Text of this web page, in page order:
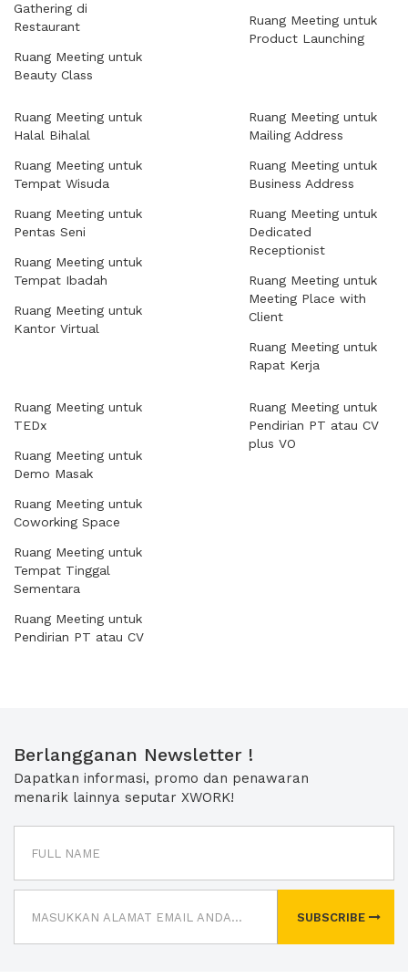
Gathering di
Restaurant
Ruang Meeting untuk
Beauty Class
Ruang Meeting untuk
Product Launching
Ruang Meeting untuk
Halal Bihalal
Ruang Meeting untuk
Tempat Wisuda
Ruang Meeting untuk
Pentas Seni
Ruang Meeting untuk
Tempat Ibadah
Ruang Meeting untuk
Kantor Virtual
Ruang Meeting untuk
Mailing Address
Ruang Meeting untuk
Business Address
Ruang Meeting untuk
Dedicated
Receptionist
Ruang Meeting untuk
Meeting Place with
Client
Ruang Meeting untuk
Rapat Kerja
Ruang Meeting untuk
TEDx
Ruang Meeting untuk
Demo Masak
Ruang Meeting untuk
Coworking Space
Ruang Meeting untuk
Tempat Tinggal
Sementara
Ruang Meeting untuk
Pendirian PT atau CV
Ruang Meeting untuk
Pendirian PT atau CV
plus VO
Berlangganan Newsletter !
Dapatkan informasi, promo dan penawaran
menarik lainnya seputar XWORK!
SUBSCRIBE